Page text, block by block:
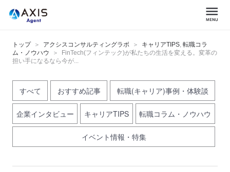
トップ アクシスコンサルティングラボ キャリアTIPS, 転職コラ
ム・ノウハウ
FinTech(フィンテック)が私たちの生活を変える。変革の
担い手になるなら今が...
すべて おすすめ記事 転職(キャリア)事例・体験談
企業インタビュー キャリアTIPS 転職コラム・ノウハウ
イベント情報・特集